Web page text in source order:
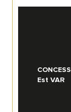
Est VAR